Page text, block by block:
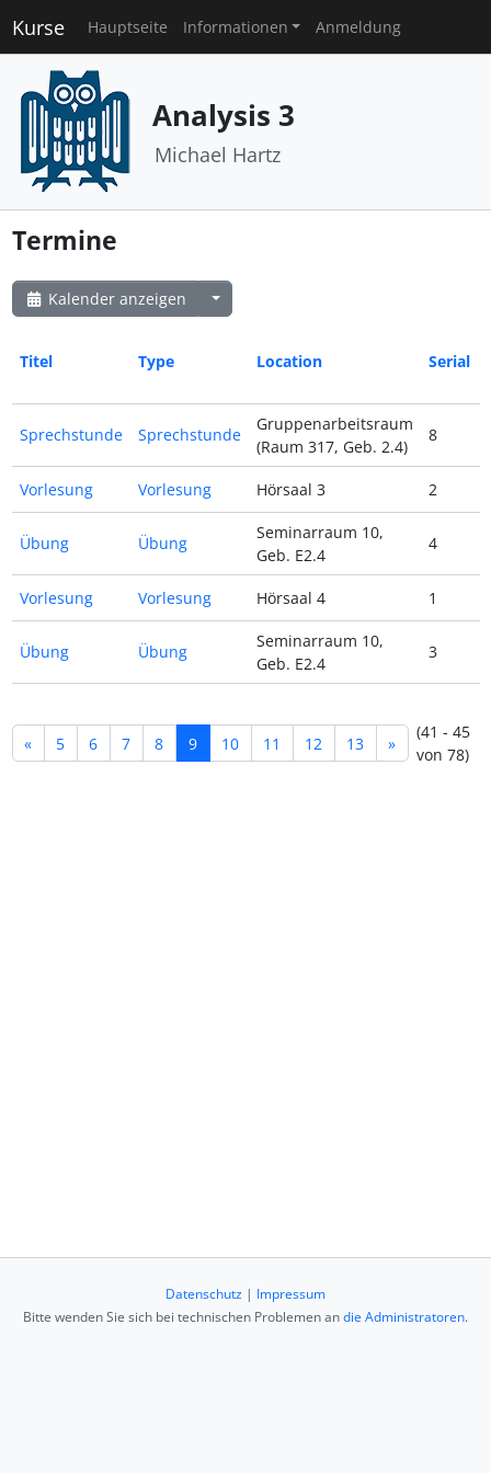
Kurse Hauptseite Informationen Anmeldung
Analysis 3
Michael Hartz
Termine
Kalender anzeigen
Titel Type Location Serial
Sprechstunde Sprechstunde
Gruppenarbeitsraum
(Raum 317, Geb. 2.4)
8
Vorlesung Vorlesung Hörsaal 3 2
Übung Übung
Seminarraum 10,
Geb. E2.4
4
Vorlesung Vorlesung Hörsaal 4 1
Übung Übung
Seminarraum 10,
Geb. E2.4
3
« 5 6 7 8 9 10 11 12 13 »
(41 - 45
von 78)
Datenschutz | Impressum
Bitte wenden Sie sich bei technischen Problemen andie Administratoren.